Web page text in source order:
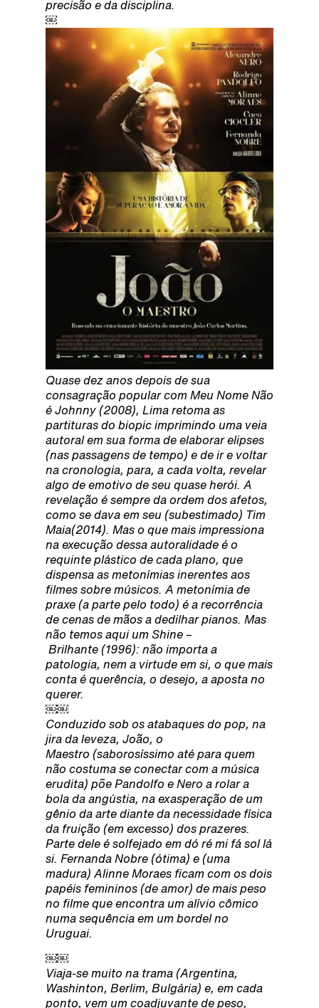
precisão e da disciplina.
￼
Quase dez anos depois de sua
consagração popular com Meu Nome Não
é Johnny (2008), Lima retoma as
partituras do biopic imprimindo uma veia
autoral em sua forma de elaborar elipses
(nas passagens de tempo) e de ir e voltar
na cronologia, para, a cada volta, revelar
algo de emotivo de seu quase herói. A
revelação é sempre da ordem dos afetos,
como se dava em seu (subestimado) Tim
Maia(2014). Mas o que mais impressiona
na execução dessa autoralidade é o
requinte plástico de cada plano, que
dispensa as metonímias inerentes aos
filmes sobre músicos. A metonímia de
praxe (a parte pelo todo) é a recorrência
de cenas de mãos a dedilhar pianos. Mas
não temos aqui um Shine –
Brilhante (1996): não importa a
patologia, nem a virtude em si, o que mais
conta é querência, o desejo, a aposta no
querer.
￼￼
Conduzido sob os atabaques do pop, na
jira da leveza, João, o
Maestro (saborosíssimo até para quem
não costuma se conectar com a música
erudita) põe Pandolfo e Nero a rolar a
bola da angústia, na exasperação de um
gênio da arte diante da necessidade física
da fruição (em excesso) dos prazeres.
Parte dele é solfejado em dó ré mi fá sol lá
si. Fernanda Nobre (ótima) e (uma
madura) Alinne Moraes ficam com os dois
papéis femininos (de amor) de mais peso
no filme que encontra um alívio cômico
numa sequência em um bordel no
Uruguai.
￼￼
Viaja-se muito na trama (Argentina,
Washinton, Berlim, Bulgária) e, em cada
ponto, vem um coadjuvante de peso,